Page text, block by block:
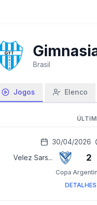
Brasil
Jogos Elenco
30/04/2026
Velez Sars... 2
Copa